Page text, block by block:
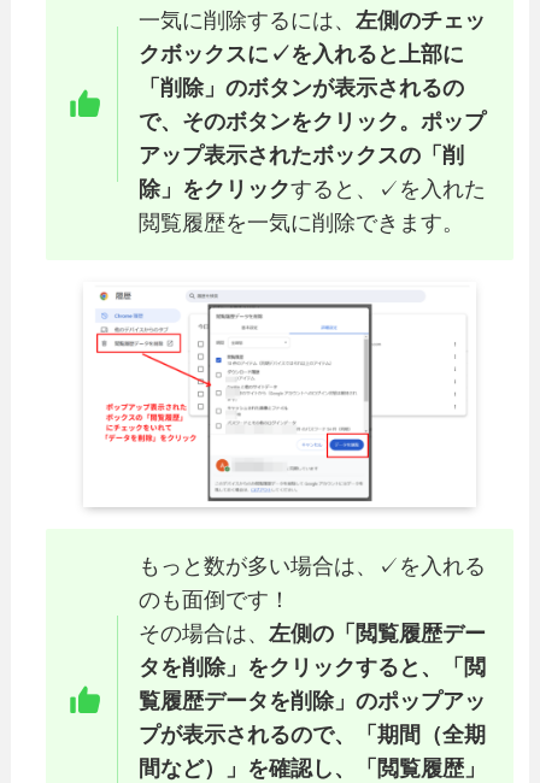
一気に削除するには、 左側のチェッ
クボックスに✓を入れると上部に
「削除」のボタンが表示されるの
で、そのボタンをクリック。ポップ
アップ表示されたボックスの「削
除」をクリックすると、✓を入れた
閲覧履歴を一気に削除できます。
もっと数が多い場合は、✓を入れる
のも面倒です！
その場合は、 左側の「閲覧履歴デー
タを削除」をクリックすると、「閲
覧履歴データを削除」のポップアッ
プが表示されるので、「期間（全期
間など）」を確認し、「閲覧履歴」